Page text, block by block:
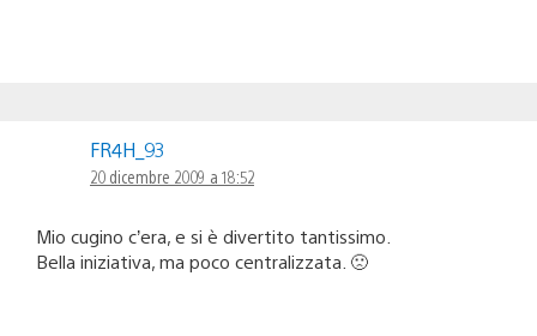
FR4H_93
20 dicembre 2009 a 18:52
Mio cugino c’era, e si è divertito tantissimo.
Bella iniziativa, ma poco centralizzata. 🙁